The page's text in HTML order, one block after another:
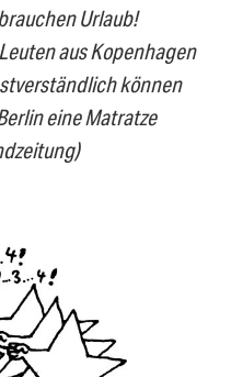
Urlaub!
aus Kopenhagen
können
eine Matratze